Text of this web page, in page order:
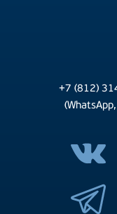
+7 (812)